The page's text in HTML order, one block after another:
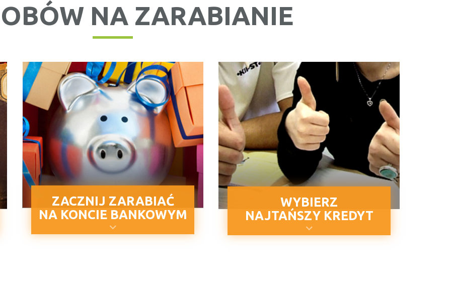
NA ZARABIANIE
ZACZNIJ ZARABIAĆ
NA KONCIE BANKOWYM
WYBIERZ
NAJTAŃSZY KREDYT